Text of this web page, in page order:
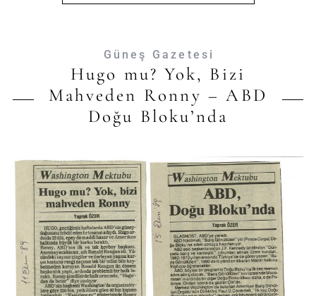
Güneş Gazetesi
Hugo mu? Yok, Bizi
Mahveden Ronny – ABD
Doğu Bloku’nda